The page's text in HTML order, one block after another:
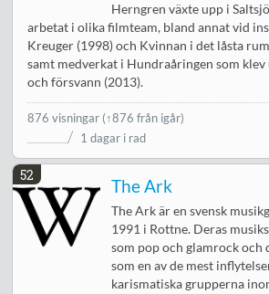
Herngren växte upp i
arbetat i olika filmteam, bland annat vid
Kreuger (1998) och Kvinnan i det låsta
samt medverkat i Hundraåringen som
och försvann (2013).
876 visningar (↑876 från igår)
1 dagar i rad
52
The Ark
The Ark är en svensk
1991 i Rottne. Deras
som pop och glamrock och
som en av de mest
karismatiska grupperna